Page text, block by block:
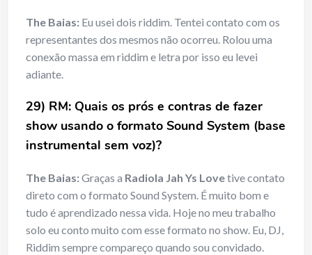
The Baias: Eu usei dois riddim. Tentei contato com os
representantes dos mesmos não ocorreu. Rolou uma
conexão massa em riddim e letra por isso eu levei
adiante.
29) RM: Quais os prós e contras de fazer
show usando o formato Sound System (base
instrumental sem voz)?
The Baias:Graças a Radiola Jah Ys Lovetive contato
direto com o formato Sound System. É muito bom e
tudo é aprendizado nessa vida. Hoje no meu trabalho
solo eu conto muito com esse formato no show. Eu, DJ,
Riddim sempre compareço quando sou convidado.